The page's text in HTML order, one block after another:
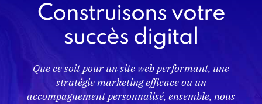
Construisons votre
succès digital
Que ce soit pour un site web performant, une
stratégie marketing efficace ou un
accompagnement personnalisé, ensemble, nous